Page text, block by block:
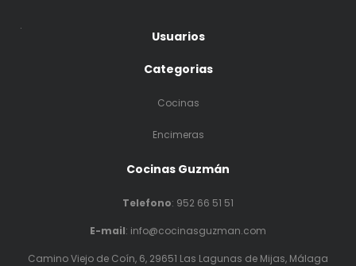
.
Usuarios
Categorias
Cocinas
Encimeras
Cocinas Guzmán
Telefono: 952 66 51 51
E-mail: info@cocinasguzman.com
Camino Viejo de Coín, 6, 29651 Las Lagunas de Mijas, Málaga